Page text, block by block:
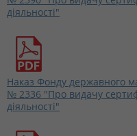
діяльності"
Наказ Фонду державного
№ 2336 "Про видачу
діяльності"